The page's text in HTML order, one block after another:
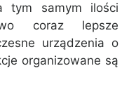
tym samym ilości
coraz lepsze
urządzenia o
organizowane są